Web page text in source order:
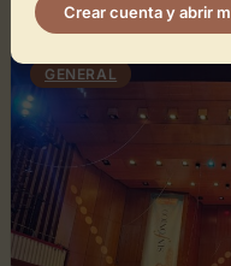
GENERAL
Crear cuenta y abrir